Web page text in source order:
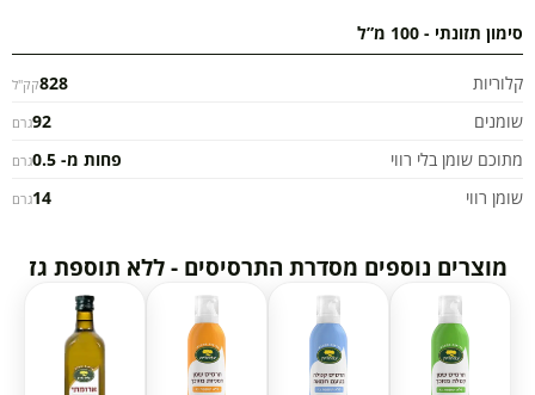
סימון תזונתי - 100 מ”ל
קלוריות 828קק"ל
שומנים 92גרם
מתוכם שומן בלי רווי פחות מ- 0.5 גרם
שומן רווי 14גרם
מוצרים נוספים מסדרת התרסיסים - ללא תוספת גז